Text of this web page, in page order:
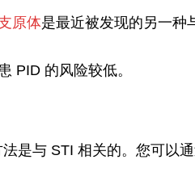
原体是最近被发现的另一种
PID 的风险较低。
是与 STI 相关的。您可以